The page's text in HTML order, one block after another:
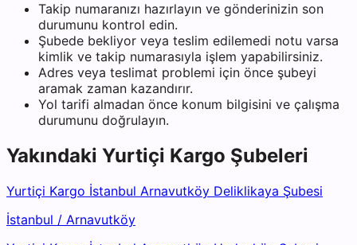
Takip numaranızı hazırlayın ve gönderinizin son
durumunu kontrol edin.
Şubede bekliyor veya teslim edilemedi notu varsa
kimlik ve takip numarasıyla işlem yapabilirsiniz.
Adres veya teslimat problemi için önce şubeyi
aramak zaman kazandırır.
Yol tarifi almadan önce konum bilgisini ve çalışma
durumunu doğrulayın.
Yakındaki Yurtiçi Kargo Şubeleri
Yurtiçi Kargo İstanbul Arnavutköy Deliklikaya Şubesi
İstanbul / Arnavutköy